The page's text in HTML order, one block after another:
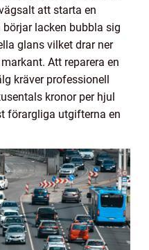
att starta en
lacken bubbla sig
glans vilket drar ner
Att reparera en
kräver professionell
kronor per hjul
förargliga utgifterna en